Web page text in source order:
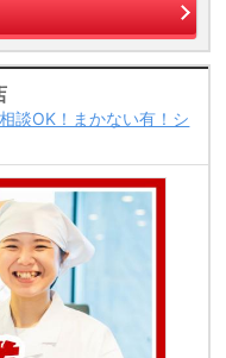
談OK！まかない有！シ